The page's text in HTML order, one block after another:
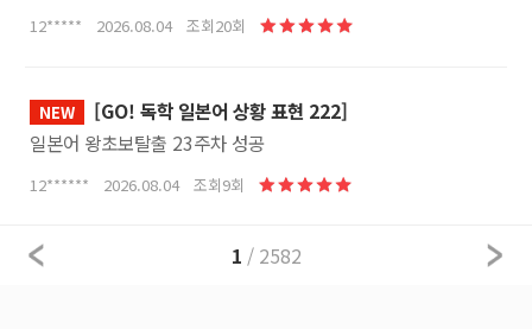
12***** 2026.08.04 조회20회
NEW
[GO! 독학 일본어 상황 표현 222]
일본어 왕초보탈출 23주차 성공
12****** 2026.08.04 조회9회
1 / 2582